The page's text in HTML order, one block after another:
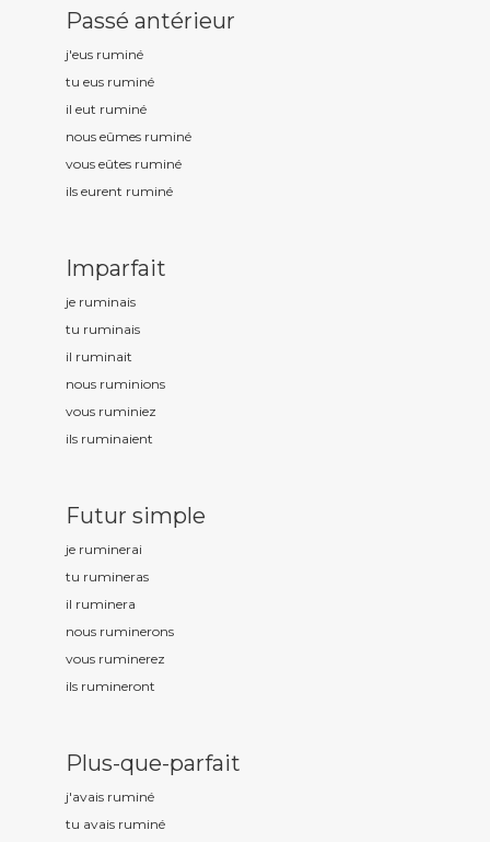
Passé antérieur
j'eus ruminé
tu eus ruminé
il eut ruminé
nous eûmes ruminé
vous eûtes ruminé
ils eurent ruminé
Imparfait
je ruminais
tu ruminais
il ruminait
nous ruminions
vous ruminiez
ils ruminaient
Futur simple
je ruminerai
tu rumineras
il ruminera
nous ruminerons
vous ruminerez
ils rumineront
Plus-que-parfait
j'avais ruminé
tu avais ruminé